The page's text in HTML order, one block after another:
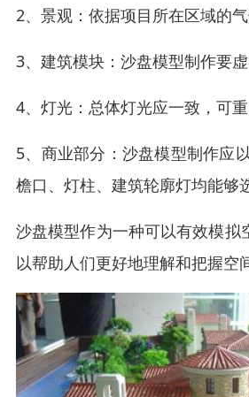
2、景观：依据项目所在区域的
3、建筑模块：沙盘模型制作要
4、灯光：总体灯光应一致，可
5、商业部分：沙盘模型制作应
檐口、灯柱、建筑轮廓灯均能够
沙盘模型作为一种可以有效模
以帮助人们更好地理解和把握空